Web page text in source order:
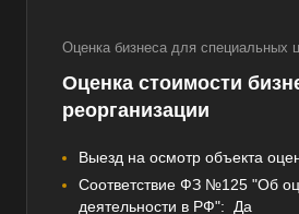
Оценка бизнеса для специальных
Оценка стоимости
реорганизации
Выезд на осмотр объекта
Соответствие ФЗ №125 "Об
деятельности в РФ":
Да